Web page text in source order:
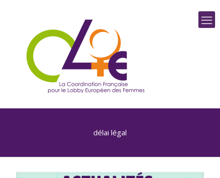
délai légal